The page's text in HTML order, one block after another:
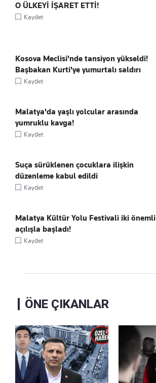
O ÜLKEYİ İŞARET ETTİ!
Kaydet
Kosova Meclisi'nde tansiyon yükseldi!
Başbakan Kurti'ye yumurtalı saldırı
Kaydet
Malatya'da yaşlı yolcular arasında
yumruklu kavga!
Kaydet
Suça sürüklenen çocuklara ilişkin
düzenleme kabul edildi
Kaydet
Malatya Kültür Yolu Festivali iki önemli
açılışla başladı!
Kaydet
ÖNE ÇIKANLAR